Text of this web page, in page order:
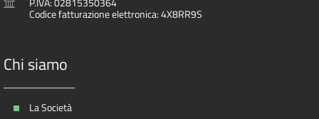
Codice fatturazione elettronica: 4X8RR9S
Chi siamo
La Società